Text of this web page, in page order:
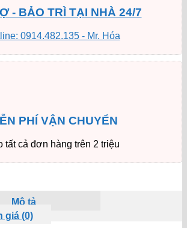
- BẢO TRÌ TẠI NHÀ 24/7
0914.482.135 - Mr. Hóa
PHÍ VẬN CHUYỂN
tất cả đơn hàng trên 2 triệu
Mô tả
giá (0)